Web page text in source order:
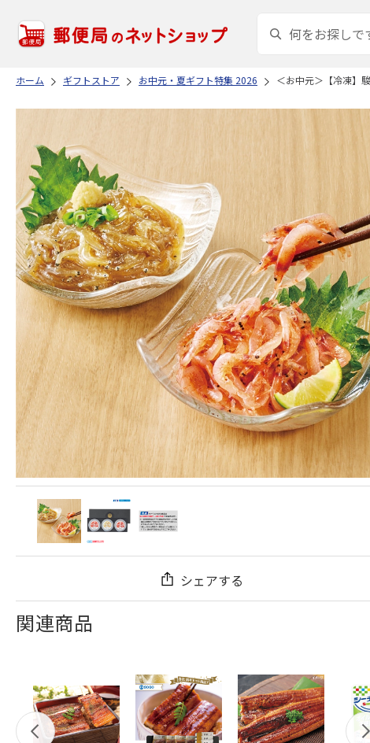
ホーム ギフトストア お中元・夏ギフト特集 2026 ＜お中元＞【冷凍】
シェアする
関連商品